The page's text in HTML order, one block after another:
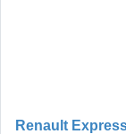
Renault